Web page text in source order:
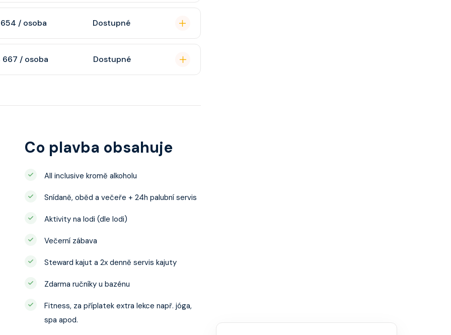
výhledem dle
654 / osoba Dostupné
koupelnu
TV,
667 / osoba Dostupné
šatnu,
Co plavba obsahuje
All inclusive kromě alkoholu
Snídaně, oběd a večeře + 24h palubní servis
Aktivity na lodi (dle lodi)
Večerní zábava
Steward kajut a 2x denně servis kajuty
Zdarma ručníky u bazénu
Fitness, za příplatek extra lekce např. jóga,
spa apod.